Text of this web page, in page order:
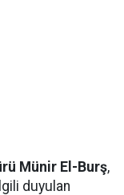
Münir El-Burş,
duyulan